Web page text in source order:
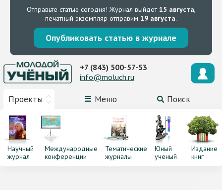
Отправьте статью сегодня! Журнал выйдет15 августа,
печатный экземпляр отправим 19 августа.
Опубликовать статью в журнале
Проекты Меню Поиск
+7 (843) 500-57-53
info@moluch.ru
Научный
журнал
Международные
конференции
Тематические
журналы
Юный
ученый
Издание
книг